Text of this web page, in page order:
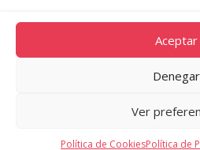
Aceptar
Denegar
Ver
Política de CookiesPolítica de